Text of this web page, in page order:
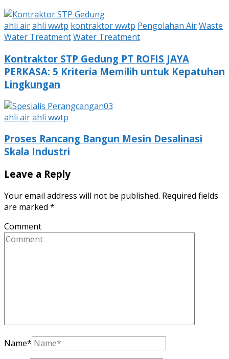
ahli airahli wwtp kontraktor wwtp Pengolahan AirWaste
Water TreatmentWater Treatment
Kontraktor STP Gedung PT ROFIS JAYA
PERKASA: 5 Kriteria Memilih untuk Kepatuhan
Lingkungan
ahli airahli wwtp
Proses Rancang Bangun Mesin Desalinasi
Skala Industri
Leave a Reply
Your email address will not be published. Required fields
are marked *
Comment
Name*